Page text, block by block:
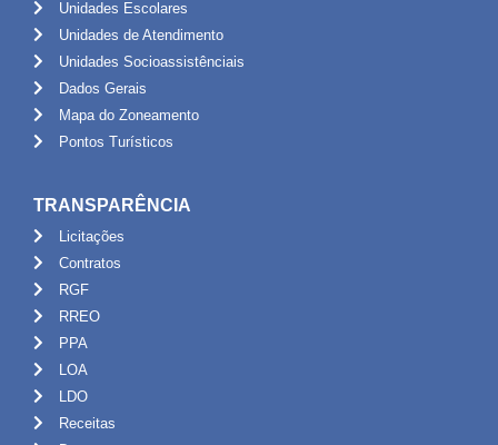
Unidades Escolares
Unidades de Atendimento
Unidades Socioassistênciais
Dados Gerais
Mapa do Zoneamento
Pontos Turísticos
TRANSPARÊNCIA
Licitações
Contratos
RGF
RREO
PPA
LOA
LDO
Receitas